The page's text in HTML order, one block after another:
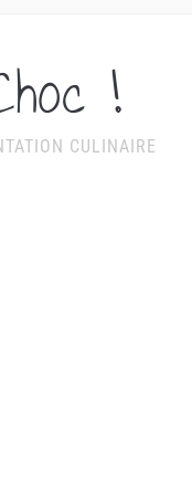
!
CULINAIRE